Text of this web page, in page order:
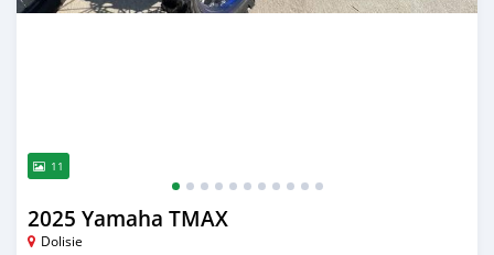
11
2025 Yamaha TMAX
Dolisie